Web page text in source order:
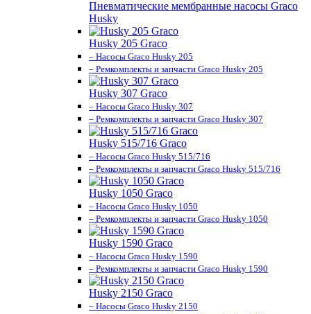
Пневматические мембранные насосы Graco
Husky
Husky 205 Graco
– Насосы Graco Husky 205
– Ремкомплекты и запчасти Graco Husky 205
Husky 307 Graco
– Насосы Graco Husky 307
– Ремкомплекты и запчасти Graco Husky 307
Husky 515/716 Graco
– Насосы Graco Husky 515/716
– Ремкомплекты и запчасти Graco Husky 515/716
Husky 1050 Graco
– Насосы Graco Husky 1050
– Ремкомплекты и запчасти Graco Husky 1050
Husky 1590 Graco
– Насосы Graco Husky 1590
– Ремкомплекты и запчасти Graco Husky 1590
Husky 2150 Graco
– Насосы Graco Husky 2150